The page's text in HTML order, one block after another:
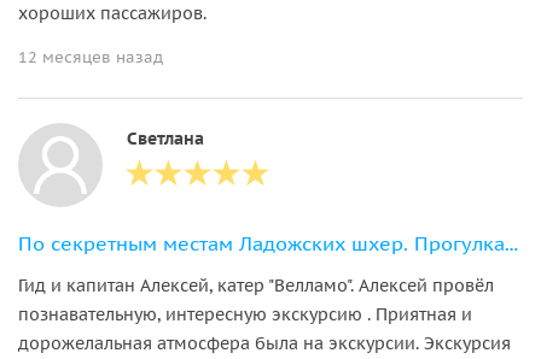
хороших пассажиров.
12 месяцев назад
Светлана
По секретным местам Ладожских шхер. Прогулка на катере
Гид и капитан Алексей, катер "Велламо". Алексей провёл
познавательную, интересную экскурсию . Приятная и
дорожелальная атмосфера была на экскурсии. Экскурсия